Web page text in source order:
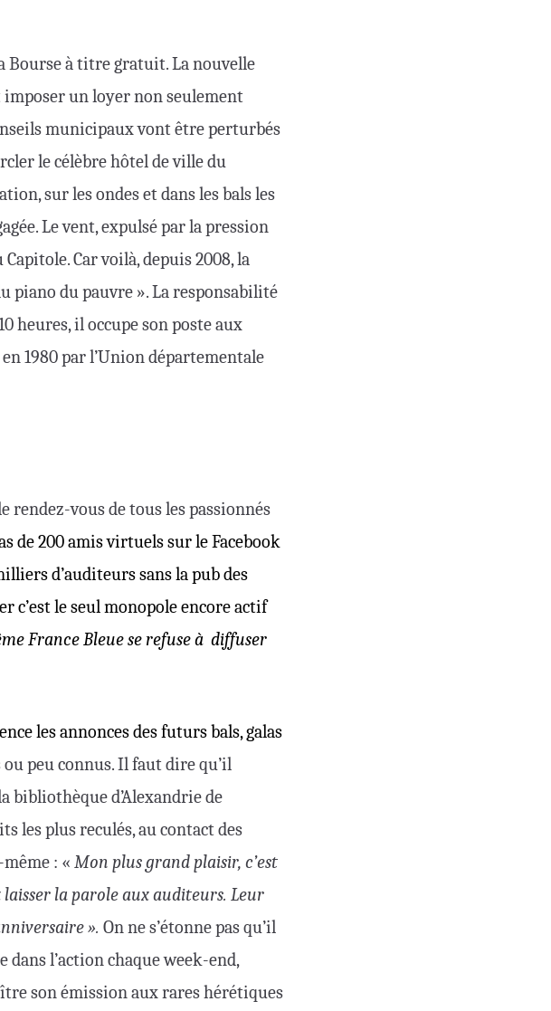
Bourse à titre gratuit. La nouvelle
un loyer non seulement
municipaux vont être perturbés
le célèbre hôtel de ville du
sur les ondes et dans les bals les
Le vent, expulsé par la pression
Car voilà, depuis 2008, la
piano du pauvre ». La responsabilité
heures, il occupe son poste aux
1980 par l’Union départementale
rendez-vous de tous les passionnés
de 200 amis virtuels sur le Facebook
d’auditeurs sans la pub des
c’est le seul monopole encore actif
France Bleue se refuse à diffuser
les annonces des futurs bals, galas
peu connus. Il faut dire qu’il
bibliothèque d’Alexandrie de
les plus reculés, au contact des
: « Mon plus grand plaisir, c’est
la parole aux auditeurs. Leur
». On ne s’étonne pas qu’il
l’action chaque week-end,
son émission aux rares hérétiques